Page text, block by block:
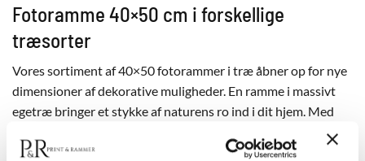
Fotoramme 40×50 cm i forskellige
træsorter
Vores sortiment af 40×50 fotorammer i træ åbner op for nye
dimensioner af dekorative muligheder. En ramme i massivt
egetræ bringer et stykke af naturens ro ind i dit hjem. Med
lyst egetræ kan du skabe en atmosfære, der er både frisk og
indbydende, mens rammer i mørkt egetræ bidrager med en